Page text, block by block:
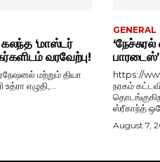
‘மாஸ்டர்
வரவேற்பு!
மற்றும் தியா
எழுதி,...
GENERAL
https://
நரகம்
ஸ்ரீகாந்த்
August 7,